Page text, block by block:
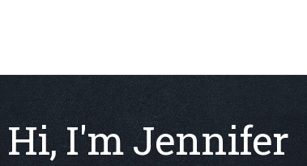
Hi, I'm Jennifer